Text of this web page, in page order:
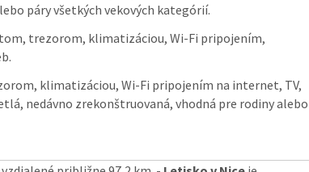
páry všetkých vekových kategórií.
trezorom, klimatizáciou, Wi-Fi pripojením,
klimatizáciou, Wi-Fi pripojením na internet, TV,
nedávno zrekonštruovaná, vhodná pre rodiny alebo